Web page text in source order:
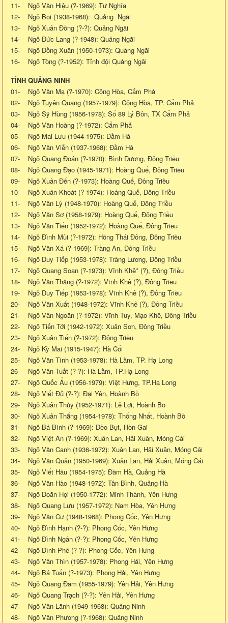
11- Ngô Văn Hiệu (?-1969): Tư Nghĩa
12- Ngô Bồi (1938-1968): Quảng Ngãi
13- Ngô Xuân Đồng (?-?): Quảng Ngãi
14- Ngô Đức Lang (?-1948): Quảng Ngãi
15- Ngô Đồng Xuân (1950-1973): Quảng Ngãi
16- Ngô Tòng (?-1952): Tỉnh đội Quảng Ngãi
TỈNH QUẢNG NINH
01- Ngô Văn Mạ (?-1970): Cộng Hòa, Cẩm Phả
02- Ngô Tuyên Quang (1957-1979): Cộng Hòa, TP. Cẩm Phả
03- Ngô Sỹ Hùng (1956-1978): Số 89 Lý Bôn, TX Cẩm Phả
04- Ngô Văn Hoàng (?-1972): Cẩm Phả
05- Ngô Mai Lưu (1944-1975): Đầm Hà
06- Ngô Văn Viễn (1937-1968): Đầm Hà
07- Ngô Quang Đoán (?-1970): Bình Dương, Đông Triều
08- Ngô Quang Đạo (1945-1971): Hoàng Quế, Đông Triều
09- Ngô Xuân Đến (?-1973): Hoàng Quế, Đông Triều
10- Ngô Xuân Khoát (?-1974): Hoàng Quế, Đông Triều
11- Ngô Văn Lỳ (1948-1970): Hoàng Quế, Đông Triều
12- Ngô Văn Sơ (1958-1979): Hoàng Quế, Đông Triều
13- Ngô Văn Tiến (1952-1972): Hoàng Quế, Đông Triều
14- Ngô Đình Mùi (?-1972): Hồng Thái Đông, Đông Triều
15- Ngô Văn Xá (?-1969): Tràng An, Đông Triều
16- Ngô Duy Tiếp (1953-1978): Tràng Lương, Đông Triều
17- Ngô Quang Soạn (?-1973): Vĩnh Khê* (?), Đông Triều
18- Ngô Văn Thăng (?-1972): Vĩnh Khê (?), Đông Triều
19- Ngô Duy Tiếp (1953-1978): Vĩnh Khê (?), Đông Triều
20- Ngô Văn Xuất (1948-1972): Vĩnh Khê (?), Đông Triều
21- Ngô Văn Ngoãn (?-1972): Vĩnh Tuy, Mạo Khê, Đông Triều
22- Ngô Tiến Tới (1942-1972): Xuân Sơn, Đông Triều
23- Ngô Xuân Tiến (?-1972): Đông Triều
24- Ngô Kỳ Mai (1915-1947): Hà Cối
25- Ngô Văn Tình (1953-1978): Hà Lầm, TP. Hạ Long
26- Ngô Văn Tuất (?-?): Hà Lầm, TP.Hạ Long
27- Ngô Quốc Ẩu (1956-1979): Việt Hưng, TP.Hạ Long
28- Ngô Viết Đủ (?-?): Đại Yên, Hoành Bồ
29- Ngô Xuân Thủy (1952-1971): Lê Lợi, Hoành Bồ
30- Ngô Xuân Thắng (1954-1978): Thống Nhất, Hoành Bồ
31- Ngô Bá Bình (?-1969): Đèo Bụt, Hòn Gai
32- Ngô Việt Ân (?-1969): Xuân Lan, Hải Xuân, Móng Cái
33- Ngô Văn Canh (1936-1972): Xuân Lan, Hải Xuân, Móng Cái
34- Ngô Văn Quân (1950-1969): Xuân Lan, Hải Xuân, Móng Cái
35- Ngô Viết Hầu (1954-1975): Đầm Hà, Quảng Hà
36- Ngô Văn Hào (1948-1972): Tân Bình, Quảng Hà
37- Ngô Doãn Hợi (1950-1772): Minh Thành, Yên Hưng
38- Ngô Quang Lưu (1957-1972): Nam Hòa, Yên Hưng
39- Ngô Văn Cư (1948-1968): Phong Cốc, Yên Hưng
40- Ngô Đình Hạnh (?-?): Phong Cốc, Yên Hưng
41- Ngô Đình Ngân (?-?): Phong Cốc, Yên Hưng
42- Ngô Đình Phê (?-?): Phong Cốc, Yên Hưng
43- Ngô Văn Thìn (1957-1978): Phong Hải, Yên Hưng
44- Ngô Bá Tuấn (?-1973): Phong Hải, Yên Hưng
45- Ngô Quang Đam (1955-1979): Yên Hải, Yên Hưng
46- Ngô Quang Trạch (?-?): Yên Hải, Yên Hưng
47- Ngô Văn Lãnh (1949-1968): Quảng Ninh
48- Ngô Văn Phương (?-1968): Quảng Ninh